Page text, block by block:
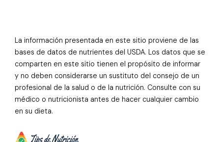
La información presentada en este sitio proviene de las
bases de datos de nutrientes del USDA. Los datos que se
comparten en este sitio tienen el propósito de informar
y no deben considerarse un sustituto del consejo de un
profesional de la salud o de la nutrición. Consulte con su
médico o nutricionista antes de hacer cualquier cambio
en su dieta.